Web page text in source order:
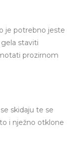
je potrebno jeste
staviti
prozirnom
skidaju te se
i nježno otklone